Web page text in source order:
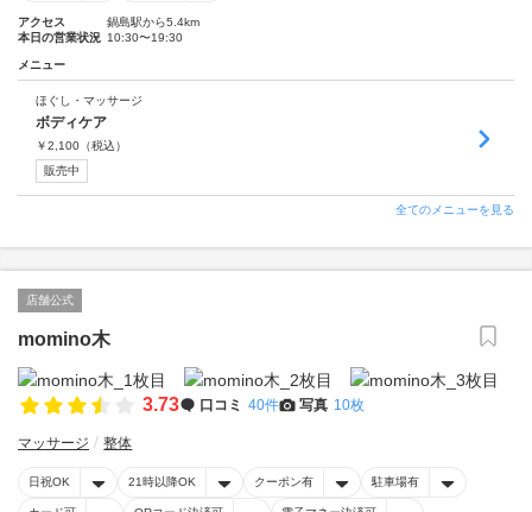
アクセス
鍋島駅から5.4km
本日の営業状況 10:30〜19:30
メニュー
ほぐし・マッサージ
ボディケア
￥2,100 （税込）
販売中
全てのメニューを見る
店舗公式
momino木
3.73 口コミ 40件 写真 10枚
マッサージ 整体
日祝OK 21時以降OK クーポン有 駐車場有